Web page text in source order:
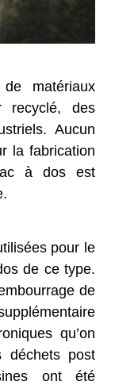
matériaux
recyclé, des
Aucun
la fabrication
à dos est
pour le
de ce type.
de
qu’on
déchets post
ont été